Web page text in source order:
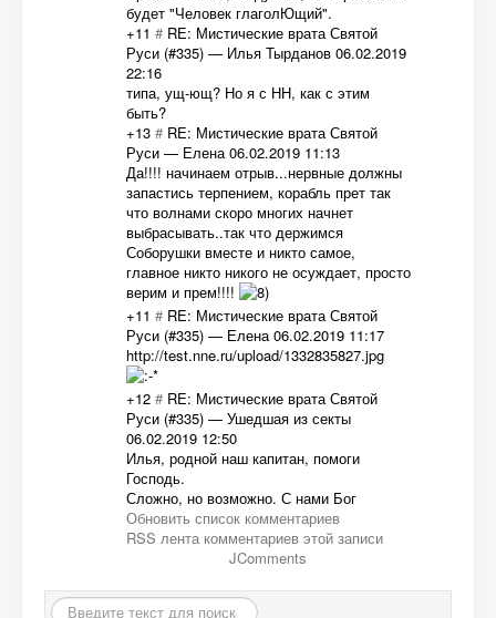
будет "Человек глаголЮщий".
+11 # RE: Мистические врата Святой
Руси (#335)— Илья Тырданов 06.02.2019
22:16
типа, ущ-ющ? Но я с НН, как с этим
быть?
+13 # RE: Мистические врата Святой
Руси— Елена 06.02.2019 11:13
Да!!!! начинаем отрыв...нервные должны
запастись терпением, корабль прет так
что волнами скоро многих начнет
выбрасывать..так что держимся
Соборушки вместе и никто самое,
главное никто никого не осуждает, просто
верим и прем!!!!
+11 # RE: Мистические врата Святой
Руси (#335)— Елена 06.02.2019 11:17
http://test.nne.ru/upload/1332835827.jpg
+12 # RE: Мистические врата Святой
Руси (#335)— Ушедшая из секты
06.02.2019 12:50
Илья, родной наш капитан, помоги
Господь.
Сложно, но возможно. С нами Бог
Обновить список комментариев
RSS лента комментариев этой записи
JComments
Искать...